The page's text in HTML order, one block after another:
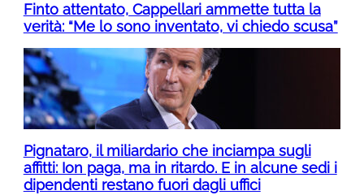
Finto attentato, Cappellari ammette tutta la
verità: “Me lo sono inventato, vi chiedo scusa”
Pignataro, il miliardario che inciampa sugli
affitti: Ion paga, ma in ritardo. E in alcune sedi i
dipendenti restano fuori dagli uffici